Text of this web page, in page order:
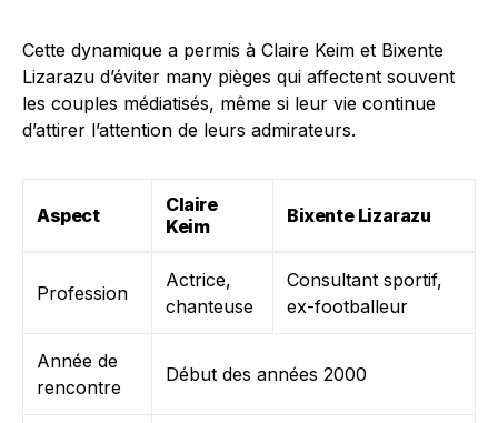
Cette dynamique a permis à Claire Keim et Bixente
Lizarazu d’éviter many pièges qui affectent souvent
les couples médiatisés, même si leur vie continue
d’attirer l’attention de leurs admirateurs.
Aspect
Claire
Keim
Bixente Lizarazu
Profession
Actrice,
chanteuse
Consultant sportif,
ex-footballeur
Année de
rencontre
Début des années 2000